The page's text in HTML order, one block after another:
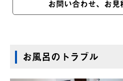
お問い合わせ、お見
お風呂のトラブル